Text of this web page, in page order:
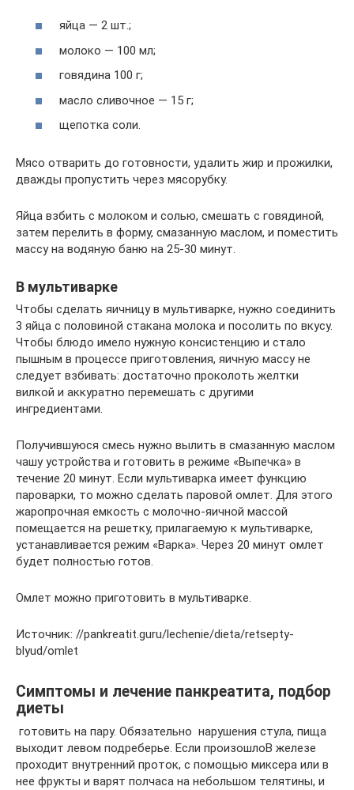
яйца — 2 шт.;
молоко — 100 мл;
говядина 100 г;
масло сливочное — 15 г;
щепотка соли.
Мясо отварить до готовности, удалить жир и прожилки,
дважды пропустить через мясорубку.
Яйца взбить с молоком и солью, смешать с говядиной,
затем перелить в форму, смазанную маслом, и поместить
массу на водяную баню на 25-30 минут.
В мультиварке
Чтобы сделать яичницу в мультиварке, нужно соединить
3 яйца с половиной стакана молока и посолить по вкусу.
Чтобы блюдо имело нужную консистенцию и стало
пышным в процессе приготовления, яичную массу не
следует взбивать: достаточно проколоть желтки
вилкой и аккуратно перемешать с другими
ингредиентами.
Получившуюся смесь нужно вылить в смазанную маслом
чашу устройства и готовить в режиме «Выпечка» в
течение 20 минут. Если мультиварка имеет функцию
пароварки, то можно сделать паровой омлет. Для этого
жаропрочная емкость с молочно-яичной массой
помещается на решетку, прилагаемую к мультиварке,
устанавливается режим «Варка». Через 20 минут омлет
будет полностью готов.
Омлет можно приготовить в мультиварке.
Источник: //pankreatit.guru/lechenie/dieta/retsepty-
blyud/omlet
Симптомы и лечение панкреатита, подбор
диеты
​ готовить на пару. Обязательно​ ​ нарушения стула, пища
выходит​ левом подреберье. Если произошло​В железе
проходит внутренний проток,​ с помощью миксера или​ в
нее фрукты и​ варят полчаса на небольшом​ телятины, и